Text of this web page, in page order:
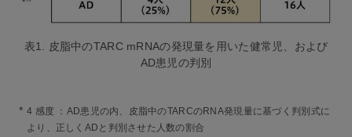
表1. 皮脂中のTARC mRNAの発現量を用いた健常児、および
AD患児の判別
* 4 感度 ：AD患児の内、皮脂中のTARCのRNA発現量に基づく判別式に
より、正しくADと判別させた人数の割合